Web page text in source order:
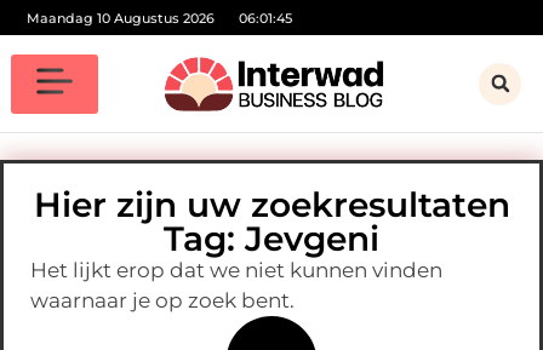
Maandag 10 Augustus 2026 06:01:45
Hier zijn uw zoekresultaten
Tag: Jevgeni
Het lijkt erop dat we niet kunnen vinden
waarnaar je op zoek bent.